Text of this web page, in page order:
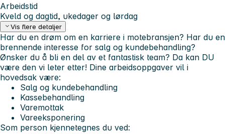
Arbeidstid
Kveld og dagtid, ukedager og lørdag
Vis flere detaljer
Har du en drøm om en karriere i motebransjen? Har du en
brennende interesse for salg og kundebehandling?
Ønsker du å bli en del av et fantastisk team? Da kan DU
være den vi leter etter! Dine arbeidsoppgaver vil i
hovedsak være:
Salg og kundebehandling
Kassebehandling
Varemottak
Vareeksponering
Som person kjennetegnes du ved: